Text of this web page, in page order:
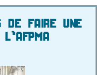
DE FAIRE UNE
L'AFPMA